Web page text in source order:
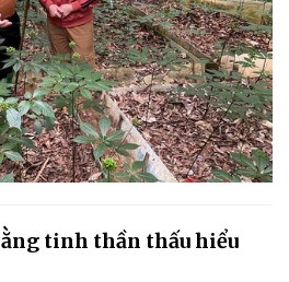
tinh thần thấu hiểu